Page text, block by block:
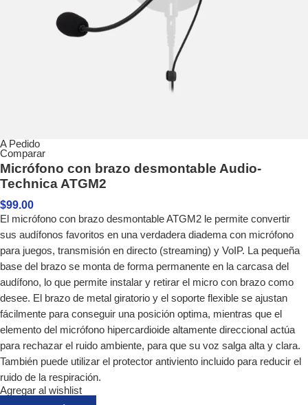
A Pedido
Comparar
Micrófono con brazo desmontable Audio-
Technica ATGM2
$99.00
El micrófono con brazo desmontable ATGM2 le permite convertir
sus audífonos favoritos en una verdadera diadema con micrófono
para juegos, transmisión en directo (streaming) y VoIP. La pequeña
base del brazo se monta de forma permanente en la carcasa del
audífono, lo que permite instalar y retirar el micro con brazo como
desee. El brazo de metal giratorio y el soporte flexible se ajustan
fácilmente para conseguir una posición optima, mientras que el
elemento del micrófono hipercardioide altamente direccional actúa
para rechazar el ruido ambiente, para que su voz salga alta y clara.
También puede utilizar el protector antiviento incluido para reducir el
ruido de la respiración.
Agregar al wishlist